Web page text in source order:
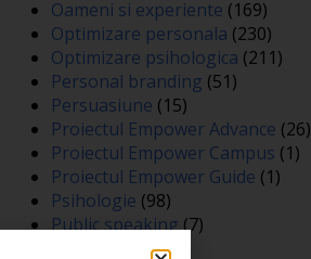
Oameni si experiente (169)
Optimizare personala (230)
Optimizare psihologica (211)
Personal branding (51)
Persuasiune (15)
Proiectul Empower Advance (26)
Proiectul Empower Campus (1)
Proiectul Empower Guide (1)
Psihologie (98)
Public speaking(7)